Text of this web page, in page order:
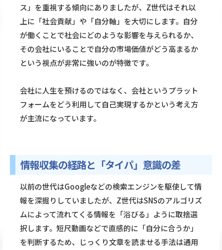
ス」を重視する傾向にありましたが、Z世代はそれ以
上に「社会貢献」や「自分軸」を大切にします。自分
が働くことで社会にどのような影響を与えられるか、
その会社にいることで自分の市場価値がどう高まるか
という視点が非常に強いのが特徴です。
会社に人生を預けるのではなく、会社というプラット
フォームをどう利用して自己実現するかという考え方
が主流になっています。
情報収集の経路と「タイパ」意識の差
以前の世代はGoogleなどの検索エンジンを駆使して情
報を深掘りしていましたが、Z世代はSNSのアルゴリズ
ムによって流れてくる情報を「浴びる」ように取捨選
択します。短尺動画などで直感的に「自分に合うか」
を判断するため、じっくり文章を読ませる手法は通用